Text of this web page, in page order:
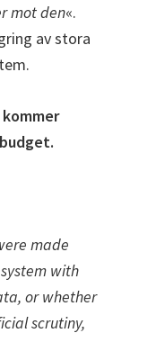
mot den«.
av stora
made
with
or whether
scrutiny,